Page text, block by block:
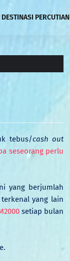
DESTINASI PERCUTIAN
tebus/cash out
seseorang perlu
yang berjumlah
yang lain
setiap bulan